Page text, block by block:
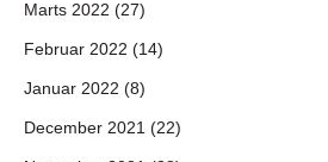
Marts 2022 (27)
Februar 2022 (14)
Januar 2022 (8)
December 2021 (22)